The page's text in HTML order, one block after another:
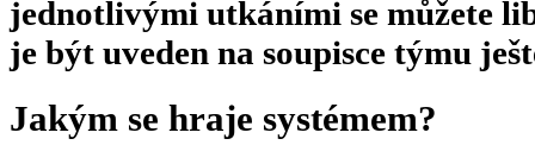
jednotlivými utkáními se můžete
je být uveden na soupisce týmu
Jakým se hraje systémem?